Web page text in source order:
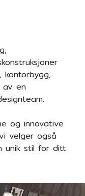
av en
og innovative
velger også
unik stil for ditt